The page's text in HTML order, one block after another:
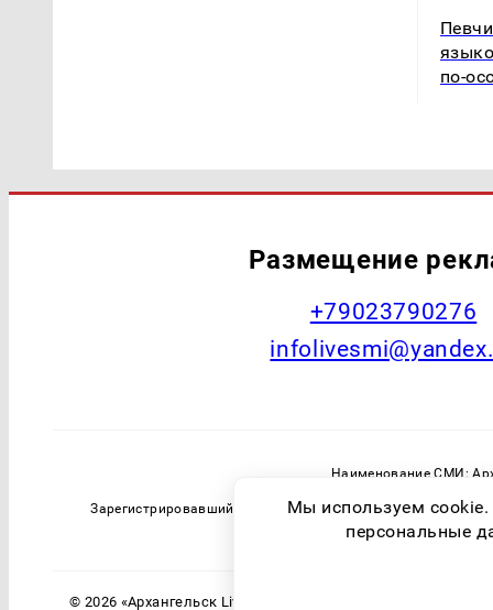
по-
Размещение
+79023790276
Наименование СМИ:
Зарегистрировавший орган: Федеральная служба по
© 2026 «Архангельск Live» | Все права защищены
Мы используем
персональные